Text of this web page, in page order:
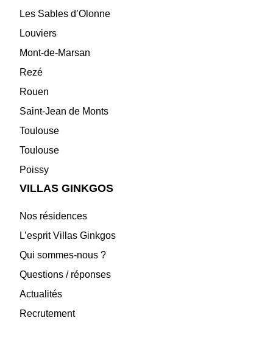
Les Sables d’Olonne
Louviers
Mont-de-Marsan
Rezé
Rouen
Saint-Jean de Monts
Toulouse
Toulouse
Poissy
VILLAS GINKGOS
Nos résidences
L’esprit Villas Ginkgos
Qui sommes-nous ?
Questions / réponses
Actualités
Recrutement